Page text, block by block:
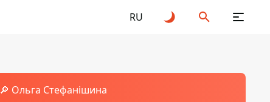
RU
🔎 Ольга Стефанішина